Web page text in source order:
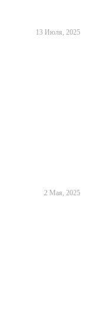
13 Июля, 2025
2 Мая, 2025